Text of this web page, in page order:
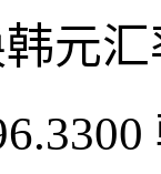
元